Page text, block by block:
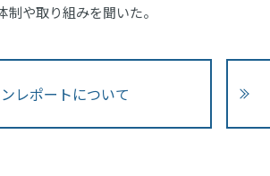
や取り組みを聞いた。
レポートについて